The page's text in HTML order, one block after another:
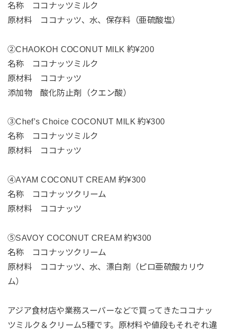
名称 ココナッツミルク
原材料 ココナッツ、水、保存料（亜硫酸塩）
②CHAOKOH COCONUT MILK 約¥200
名称 ココナッツミルク
原材料 ココナッツ
添加物 酸化防止剤（クエン酸）
③Chef’s Choice COCONUT MILK 約¥300
名称 ココナッツミルク
原材料 ココナッツ
④AYAM COCONUT CREAM 約¥300
名称 ココナッツクリーム
原材料 ココナッツ
⑤SAVOY COCONUT CREAM 約¥300
名称 ココナッツクリーム
原材料 ココナッツ、水、漂白剤（ピロ亜硫酸カリウ
ム）
アジア食材店や業務スーパーなどで買ってきたココナッ
ツミルク＆クリーム5種です。原材料や値段もそれぞれ違